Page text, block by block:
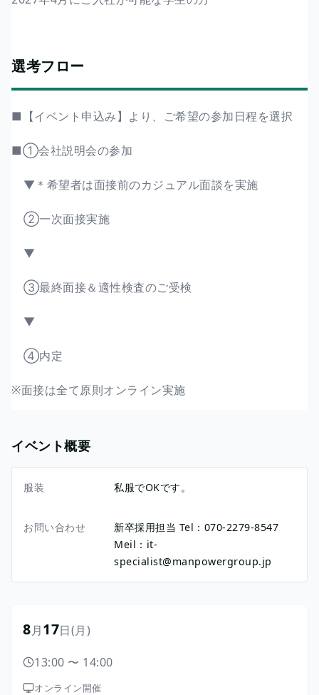
選考フロー
■【イベント申込み】より、ご希望の参加日程を選択
■①会社説明会の参加
▼＊希望者は面接前のカジュアル面談を実施
②一次面接実施
▼
③最終面接＆適性検査のご受検
▼
④内定
※面接は全て原則オンライン実施
イベント概要
服装 私服でOKです。
お問い合わせ
新卒採用担当 Tel：070-2279-8547
Meil：it-
specialist@manpowergroup.jp
8月17日(月)
13:00 〜 14:00
オンライン開催